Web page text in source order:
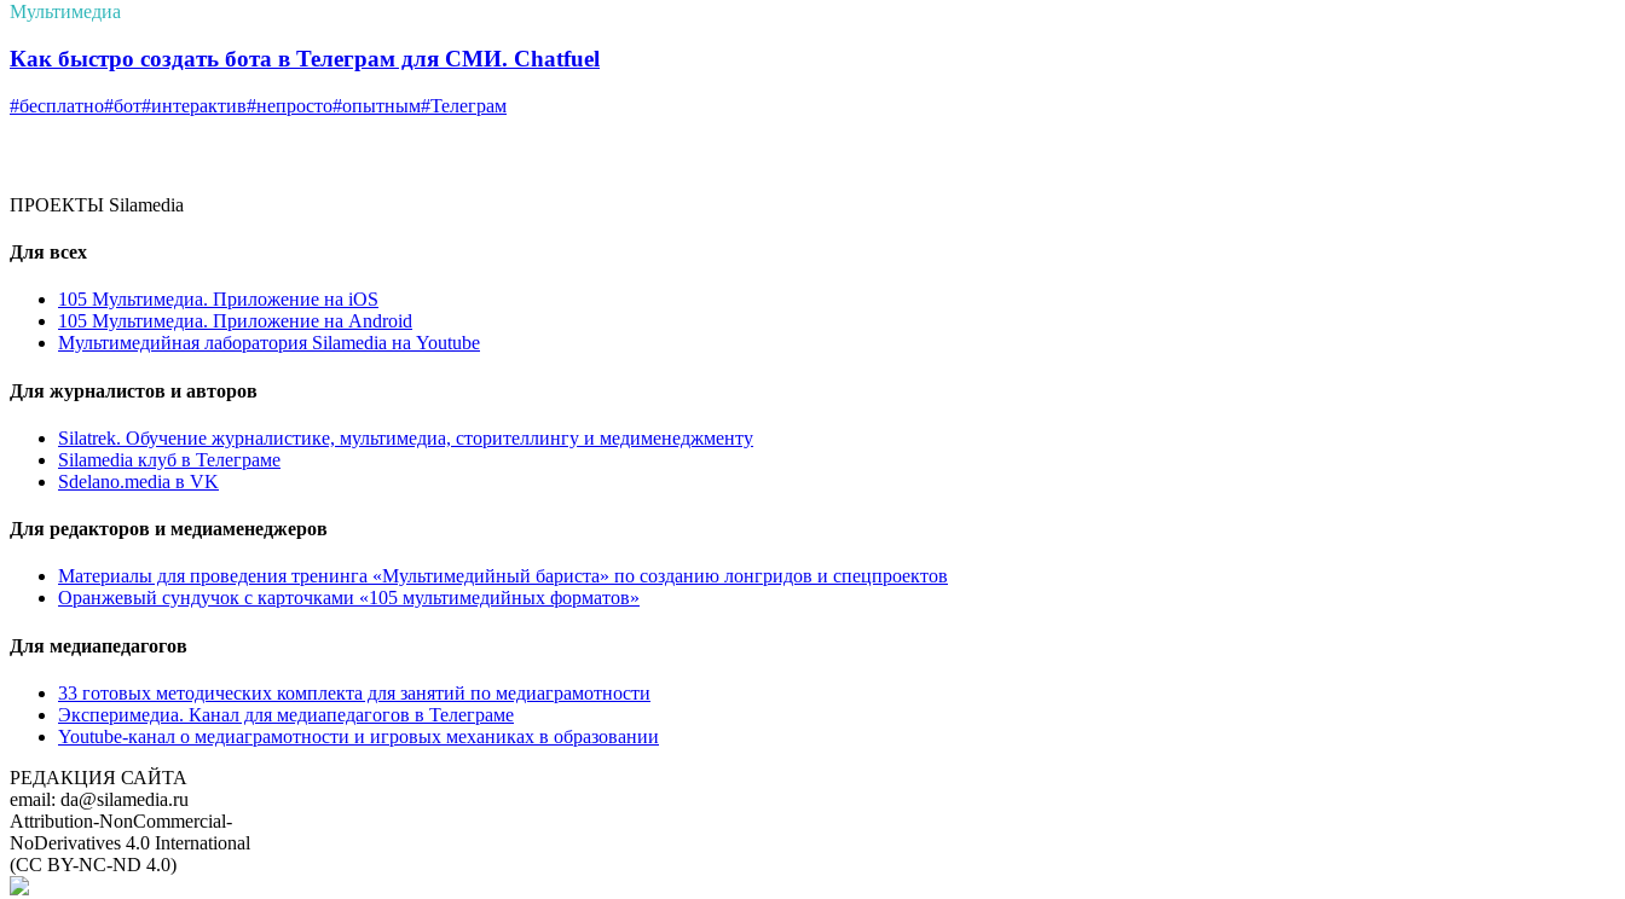
Мультимедиа
Как быстро создать бота в Телеграм для СМИ. Chatfuel
#бесплатно#бот#интерактив#непросто#опытным#Телеграм
ПРОЕКТЫ Silamedia
Для всех
105 Мультимедиа. Приложение на iOS
105 Мультимедиа. Приложение на Android
Мультимедийная лаборатория Silamedia на Youtube
Для журналистов и авторов
Silatrek. Обучение журналистике, мультимедиа, сторителлингу и медименеджменту
Silamedia клуб в Телеграме
Sdelano.media в VK
Для редакторов и медиаменеджеров
Материалы для проведения тренинга «Мультимедийный бариста» по созданию лонгридов и спецпроектов
Оранжевый сундучок с карточками «105 мультимедийных форматов»
Для медиапедагогов
33 готовых методических комплекта для занятий по медиаграмотности
Эксперимедиа. Канал для медиапедагогов в Телеграме
Youtube-канал о медиаграмотности и игровых механиках в образовании
РЕДАКЦИЯ САЙТА
email: da@silamedia.ru
Attribution-NonCommercial-
NoDerivatives 4.0 International
(CC BY-NC-ND 4.0)